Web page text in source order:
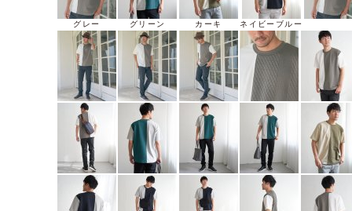
グレー グリーン カーキ ネイビーブルー